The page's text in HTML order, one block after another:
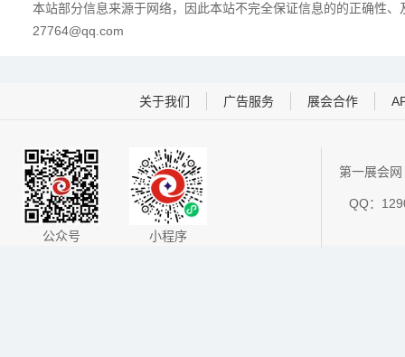
本站部分信息来源于网络，因此本站不完全保证信息的的正确性
27764@qq.com
关于我们 广告服务 展会合作
公众号 小程序
第一展会
QQ：